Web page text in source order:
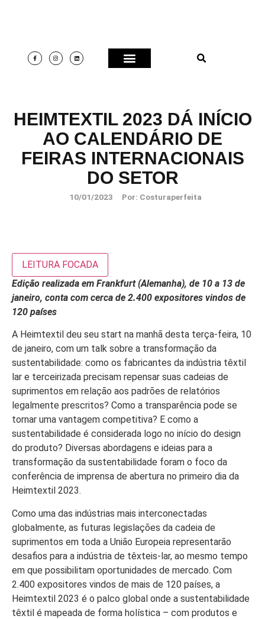
HEIMTEXTIL 2023 DÁ INÍCIO
AO CALENDÁRIO DE
FEIRAS INTERNACIONAIS
DO SETOR
10/01/2023 Por: Costuraperfeita
LEITURA FOCADA
Edição realizada em Frankfurt (Alemanha), de 10 a 13 de
janeiro, conta com cerca de 2.400 expositores vindos de
120 países
A Heimtextil deu seu start na manhã desta terça-feira, 10
de janeiro, com um talk sobre a transformação da
sustentabilidade: como os fabricantes da indústria têxtil
lar e terceirizada precisam repensar suas cadeias de
suprimentos em relação aos padrões de relatórios
legalmente prescritos? Como a transparência pode se
tornar uma vantagem competitiva? E como a
sustentabilidade é considerada logo no início do design
do produto? Diversas abordagens e ideias para a
transformação da sustentabilidade foram o foco da
conferência de imprensa de abertura no primeiro dia da
Heimtextil 2023.
Como uma das indústrias mais interconectadas
globalmente, as futuras legislações da cadeia de
suprimentos em toda a União Europeia representarão
desafios para a indústria de têxteis-lar, ao mesmo tempo
em que possibilitam oportunidades de mercado. Com
2.400 expositores vindos de mais de 120 países, a
Heimtextil 2023 é o palco global onde a sustentabilidade
têxtil é mapeada de forma holística – com produtos e